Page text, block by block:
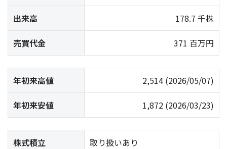
出来高 178.7 千株
売買代金 371 百万円
年初来高値 2,514 (2026/05/07)
年初来安値 1,872 (2026/03/23)
株式積立 取り扱いあり